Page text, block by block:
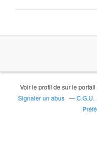
Voir le profil de sur le portail
Signaler un abus
C.G.U.